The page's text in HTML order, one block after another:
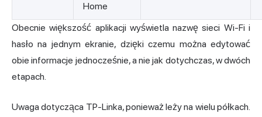
Home
Obecnie większość aplikacji wyświetla nazwę sieci Wi-Fi i
hasło na jednym ekranie, dzięki czemu można edytować
obie informacje jednocześnie, a nie jak dotychczas, w dwóch
etapach.
Uwaga dotycząca TP-Linka, ponieważ leży na wielu półkach.